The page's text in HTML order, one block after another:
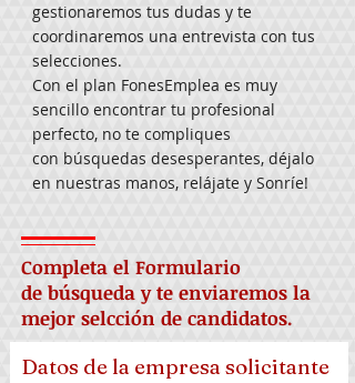
gestionaremos tus dudas y te
coordinaremos una entrevista con tus
selecciones.
Con el plan FonesEmplea es muy
sencillo encontrar tu profesional
perfecto, no te compliques
con búsquedas desesperantes, déjalo
en nuestras manos, relájate y Sonríe!
Completa el Formulario
de búsqueday te enviaremos la
mejor selcción de candidatos.
Datos de la empresa solicitante